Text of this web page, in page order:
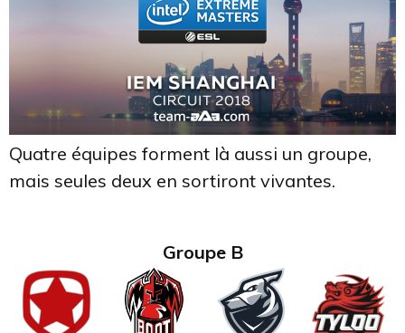
Quatre équipes forment là aussi un groupe,
mais seules deux en sortiront vivantes.
Groupe B